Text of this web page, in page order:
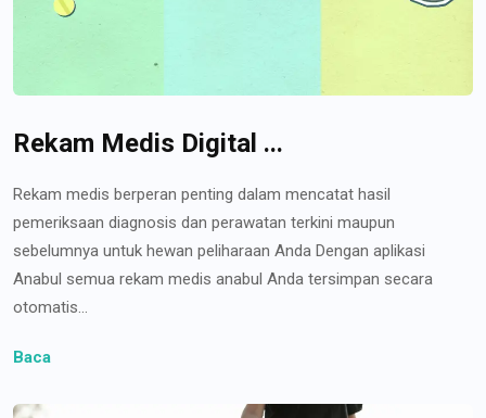
Rekam Medis Digital ...
Rekam medis berperan penting dalam mencatat hasil
pemeriksaan diagnosis dan perawatan terkini maupun
sebelumnya untuk hewan peliharaan Anda Dengan aplikasi
Anabul semua rekam medis anabul Anda tersimpan secara
otomatis...
Baca